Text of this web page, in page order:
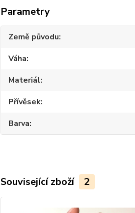
Parametry
Země původu
Váha
Materiál
Přívěsek
Barva
Související zboží 2